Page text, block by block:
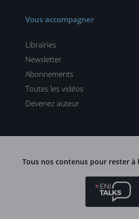
Vous accompagner
Librairies
Newsletter
Abonnements
Toutes les vidéos
Devenez auteur
Tous nos contenus pour rester à